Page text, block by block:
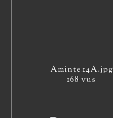
Aminte_14A.jpg
168 vus